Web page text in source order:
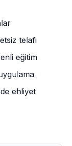
telafi
eğitim
ehliyet